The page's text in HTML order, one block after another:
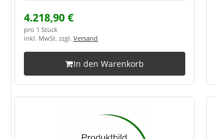
4.218,90 €
pro 1 Stück
inkl. MwSt. zzgl. Versand
In den Warenkorb